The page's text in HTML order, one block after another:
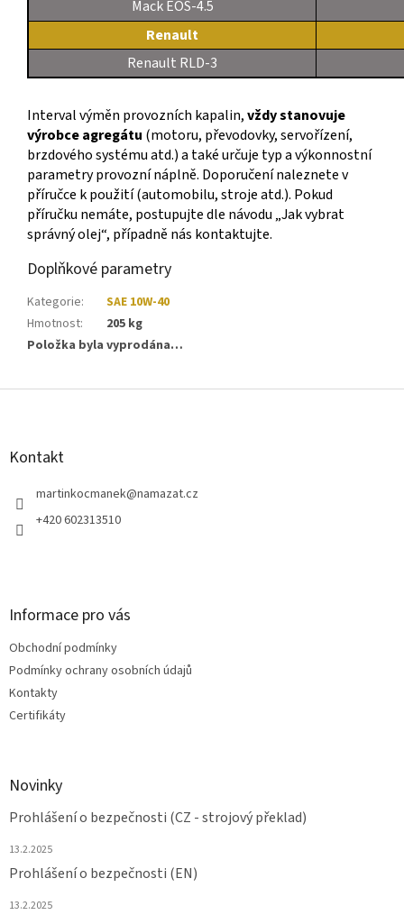
Mack EOS-4.5
Renault
Renault RLD-3
Interval výměn provozních kapalin,vždy stanovuje
výrobce agregátu (motoru, převodovky, servořízení,
brzdového systému atd.) a také určuje typ a výkonnostní
parametry provozní náplně. Doporučení naleznete v
příručce k použití (automobilu, stroje atd.). Pokud
příručku nemáte, postupujte dle návodu „Jak vybrat
správný olej“, případně nás kontaktujte.
Doplňkové parametry
Kategorie:
SAE 10W-40
Hmotnost:
205 kg
Položka byla vyprodána…
Z
Kontakt
martinkocmanek@namazat.cz
+420 602313510
Informace pro vás
Obchodní podmínky
Podmínky ochrany osobních údajů
Kontakty
Certifikáty
Novinky
Prohlášení o bezpečnosti (CZ - strojový překlad)
13.2.2025
Prohlášení o bezpečnosti (EN)
13.2.2025